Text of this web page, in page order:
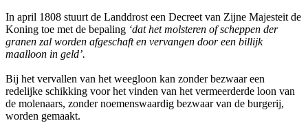
In april 1808 stuurt de Landdrost een Decreet van Zijne Majesteit de
Koning toe met de bepaling ‘dat het molsteren of scheppen der
granen zal worden afgeschaft en vervangen door een billijk
maalloon in geld’.
Bij het vervallen van het weegloon kan zonder bezwaar een
redelijke schikking voor het vinden van het vermeerderde loon van
de molenaars, zonder noemenswaardig bezwaar van de burgerij,
worden gemaakt.